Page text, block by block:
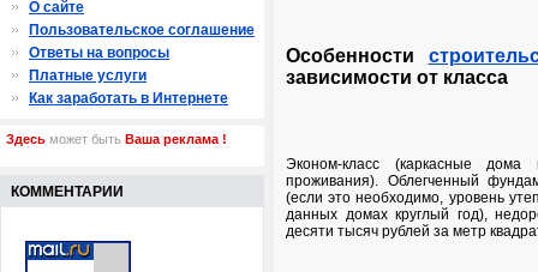
Особенности
зависимости от класса
Эконом-класс (каркасные
проживания). Облегченный
(если это необходимо, уровень
данных домах круглый год),
десяти тысяч рублей за метр
О сайте
Пользовательское соглашение
Ответы на вопросы
Платные услуги
Как заработать в Интернете
Здесь может быть Ваша реклама !
КОММЕНТАРИИ